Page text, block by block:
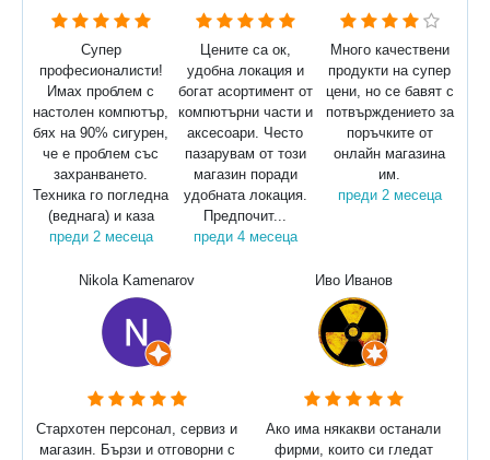
Супер
професионалисти!
Имах проблем с
настолен компютър,
бях на 90% сигурен,
че е проблем със
захранването.
Техника го погледна
(веднага) и каза
преди 2 месеца
Цените са ок,
удобна локация и
богат асортимент от
компютърни части и
аксесоари. Често
пазарувам от този
магазин поради
удобната локация.
Предпочит...
преди 4 месеца
Много качествени
продукти на супер
цени, но се бавят с
потвърждението за
поръчките от
онлайн магазина
им.
преди 2 месеца
Nikola Kamenarov
Стархотен персонал, сервиз и
магазин. Бързи и отговорни с
Иво Иванов
Ако има някакви останали
фирми, които си гледат